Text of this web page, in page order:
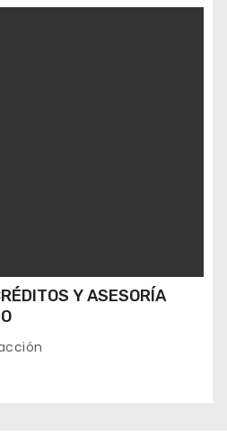
Y ASESORÍA